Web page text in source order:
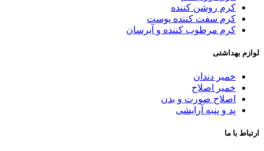
کرم روشن کننده
کرم سفت کننده پوست
کرم مرطوب کننده و آبرسان
لوازم بهداشتی
خمیر دندان
خمیر اصلاح
اصلاح صورت و بدن
پد و پنبه آرایشی
ارتباط با ما